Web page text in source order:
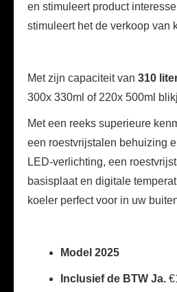
en stimuleert product
stimuleert het de verkoop van
Met zijn capaciteit van 310
300x 330ml of 220x 500ml
Met een reeks superieure
een roestvrijstalen behuizing
LED-verlichting, een
basisplaat en digitale
koeler perfect voor in uw
Model 2025
Inclusief de BTW Ja.